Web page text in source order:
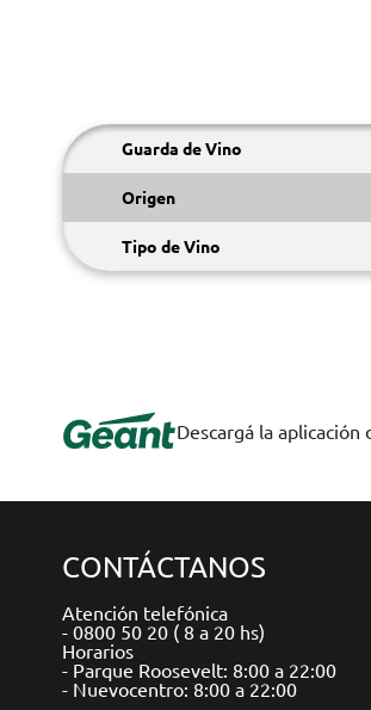
Guarda de Vino
Origen
Tipo de Vino
Descargá la
CONTÁCTANOS
Atención telefónica
- 0800 50 20 ( 8 a 20 hs)
Horarios
- Parque Roosevelt: 8:00 a 22:00
- Nuevocentro: 8:00 a 22:00